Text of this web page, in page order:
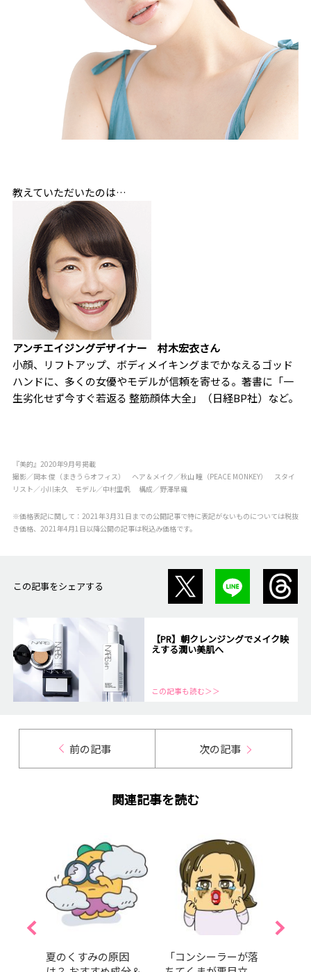
教えていただいたのは…
アンチエイジングデザイナー 村木宏衣さん
小顔、リフトアップ、ボディメイキングまでかなえるゴッド
ハンドに、多くの女優やモデルが信頼を寄せる。著書に「一
生劣化せず今すぐ若返る 整筋顔体大全」（日経BP社）など。
『美的』2020年9月号掲載
撮影／岡本 俊（まきうらオフィス） ヘア＆メイク／秋山 瞳（PEACE MONKEY） スタイ
リスト／小川未久 モデル／中村里帆 構成／野澤早織
※価格表記に関して：2021年3月31日までの公開記事で特に表記がないものについては税抜
き価格、2021年4月1日以降公開の記事は税込み価格です。
この記事をシェアする
【PR】朝クレンジングでメイク映
えする潤い美肌へ
この記事も読む＞＞
前の記事 次の記事
関連記事を読む
夏のくすみの原因
「コンシーラーが落